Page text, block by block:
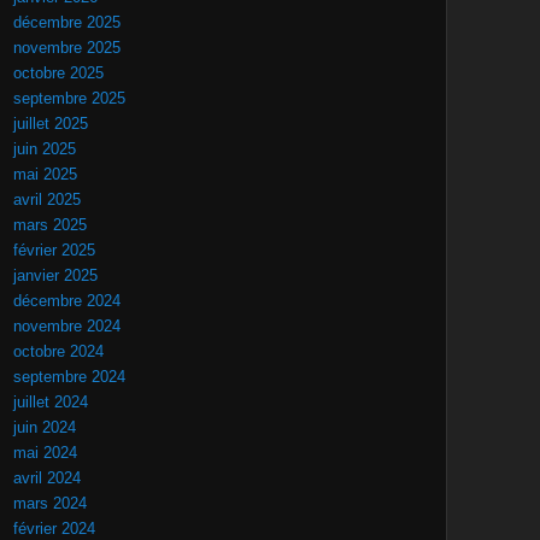
décembre 2025
novembre 2025
octobre 2025
septembre 2025
juillet 2025
juin 2025
mai 2025
avril 2025
mars 2025
février 2025
janvier 2025
décembre 2024
novembre 2024
octobre 2024
septembre 2024
juillet 2024
juin 2024
mai 2024
avril 2024
mars 2024
février 2024